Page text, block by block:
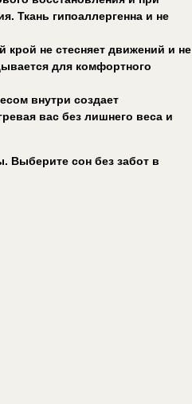
Ткань гипоаллергенна и не
не стесняет движений и не
для комфортного
внутри создает
вас без лишнего веса и
Выберите сон без забот в